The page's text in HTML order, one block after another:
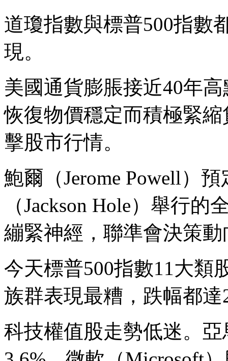
道瓊指數與標普500指數
現。
美國通貨膨脹接近40年
恢復物價穩定而積極緊
擊股市行情。
鮑爾（Jerome Powell）
（Jackson Hole）舉行
繃緊神經，聯準會決策
今天標普500指數11大類
族群表現最糟，跌幅都達
科技權值股走勢低迷。亞